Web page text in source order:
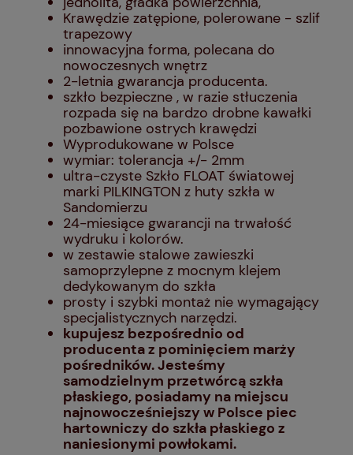
Krawędzie zatępione, polerowane - szlif
trapezowy
innowacyjna forma, polecana do
nowoczesnych wnętrz
2-letnia gwarancja producenta.
szkło bezpieczne , w razie stłuczenia
rozpada się na bardzo drobne kawałki
pozbawione ostrych krawędzi
Wyprodukowane w Polsce
wymiar: tolerancja +/- 2mm
ultra-czyste Szkło FLOAT światowej
marki PILKINGTON z huty szkła w
Sandomierzu
24-miesiące gwarancji na trwałość
wydruku i kolorów.
w zestawie stalowe zawieszki
samoprzylepne z mocnym klejem
dedykowanym do szkła
prosty i szybki montaż nie wymagający
specjalistycznych narzędzi.
kupujesz bezpośrednio od
producenta z pominięciem marży
pośredników. Jesteśmy
samodzielnym przetwórcą szkła
płaskiego, posiadamy na miejscu
najnowocześniejszy w Polsce piec
hartowniczy do szkła płaskiego z
naniesionymi powłokami.